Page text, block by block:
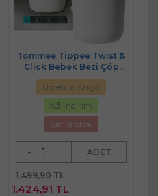
Tommee Tippee Twist &
Click Bebek Bezi Çöp
Kovası Sistemi (Yeni)
Ücretsiz Kargo
%5 İndirim
Sınırlı Stok
- + ADET
1.499,90 TL
1.424,91 TL